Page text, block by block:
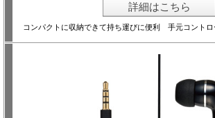
詳細はこちら
コンパクトに収納できて持ち運びに便利 手元コント